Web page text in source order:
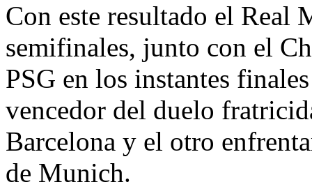
Con este resultado el Real
semifinales, junto con el
PSG en los instantes
vencedor del duelo
Barcelona y el otro
de Munich.